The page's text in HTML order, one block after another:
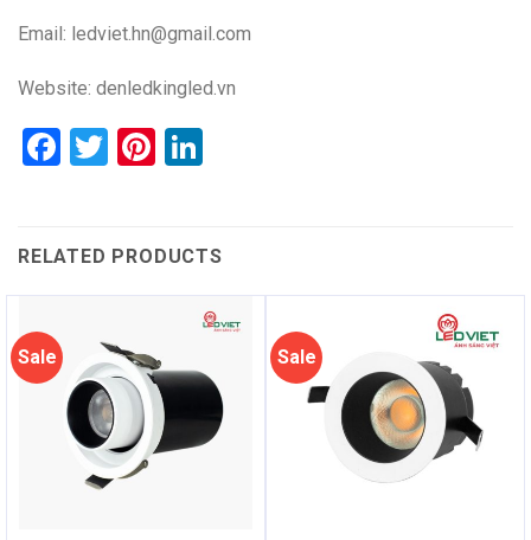
Email: ledviet.hn@gmail.com
Website: denledkingled.vn
Facebook
TwitterPinterest
RELATED PRODUCTS
Sale Sale